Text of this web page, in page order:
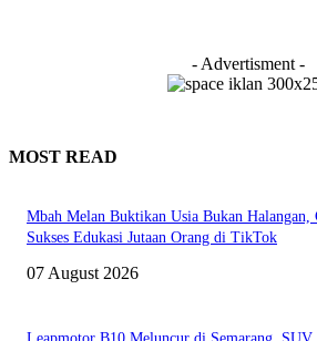
- Advertisment -
MOST READ
Mbah Melan Buktikan Usia Bukan
Sukses Edukasi Jutaan Orang di TikTok
07 August 2026